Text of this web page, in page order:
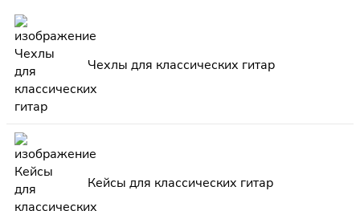
Чехлы для классических гитар
Кейсы для классических гитар